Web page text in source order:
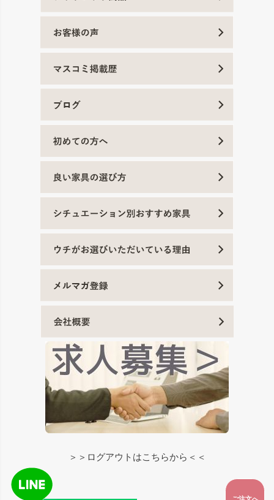
＞＞ログアウトはこちらから＜＜
ご注文へ